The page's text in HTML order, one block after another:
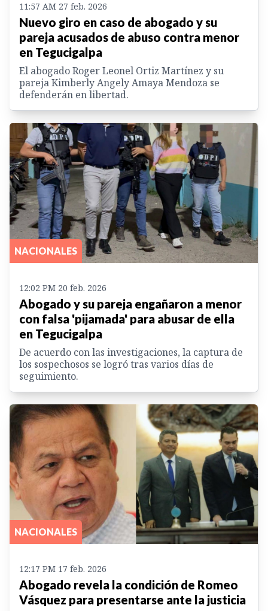
11:57 AM 27 feb. 2026
Nuevo giro en caso de abogado y su
pareja acusados de abuso contra menor
en Tegucigalpa
El abogado Roger Leonel Ortiz Martínez y su
pareja Kimberly Angely Amaya Mendoza se
defenderán en libertad.
NACIONALES
12:02 PM 20 feb. 2026
Abogado y su pareja engañaron a menor
con falsa 'pijamada' para abusar de ella
en Tegucigalpa
De acuerdo con las investigaciones, la captura de
los sospechosos se logró tras varios días de
seguimiento.
NACIONALES
12:17 PM 17 feb. 2026
Abogado revela la condición de Romeo
Vásquez para presentarse ante la justicia